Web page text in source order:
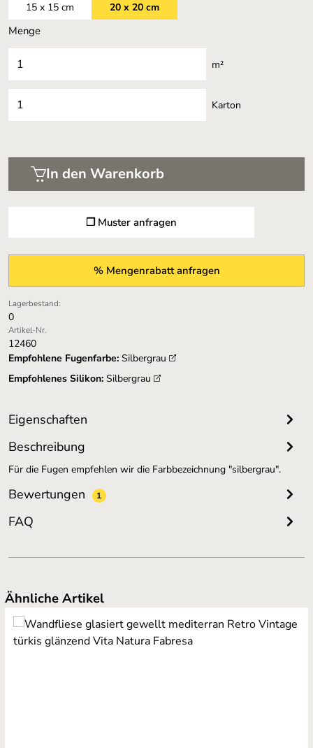
15 x 15 cm 20 x 20 cm
❐ Muster anfragen
Menge
m²
Karton
In den Warenkorb
% Mengenrabatt anfragen
Lagerbestand:
0
Artikel-Nr.
12460
Empfohlene Fugenfarbe: Silbergrau
Empfohlenes Silikon: Silbergrau
Eigenschaften
Beschreibung
Für die Fugen empfehlen wir die Farbbezeichnung "silbergrau".
Bewertungen 1
FAQ
Produktgalerie überspringen
Ähnliche Artikel